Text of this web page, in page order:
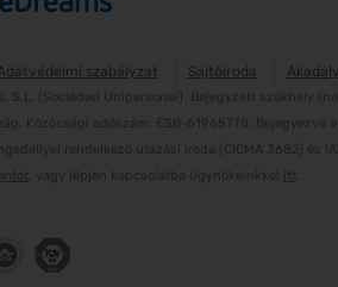
szabályzat Sajtóiroda
(Sociedad Unipersonal). Bejegyzett székhely
Közösségi adószám: ESB-61965778. Bejegyezve
rendelkező utazási iroda (CICMA 3682) és
, vagy lépjen kapcsolatba ügynökeinkkel .